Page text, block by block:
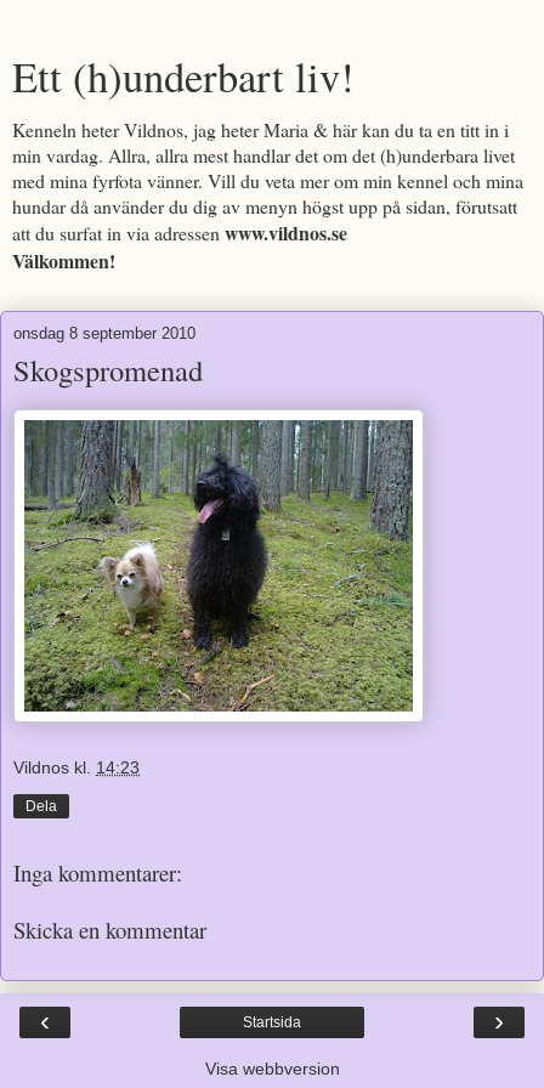
Ett (h)underbart liv!
Kenneln heter Vildnos, jag heter Maria & här kan du ta en titt in i
min vardag. Allra, allra mest handlar det om det (h)underbara livet
med mina fyrfota vänner. Vill du veta mer om min kennel och mina
hundar då använder du dig av menyn högst upp på sidan, förutsatt
att du surfat in via adressen www.vildnos.se
Välkommen!
onsdag 8 september 2010
Skogspromenad
Vildnos kl. 14:23
Dela
Inga kommentarer:
Skicka en kommentar
‹ ›
Startsida
Visa webbversion